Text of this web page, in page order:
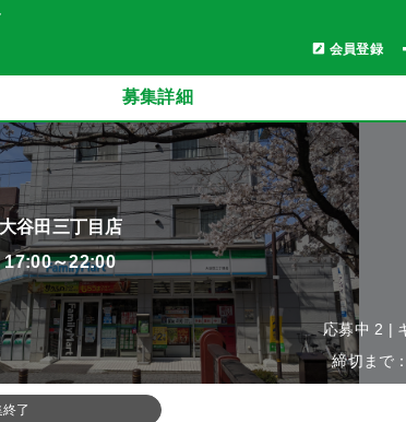
会員登録
募集詳細
谷田三丁目店
17:00～22:00
応募中 2 |
締切まで
了